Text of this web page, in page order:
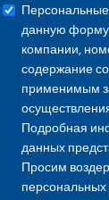
данную
компании,
содержание
применимым
Подробная
данных
Просим